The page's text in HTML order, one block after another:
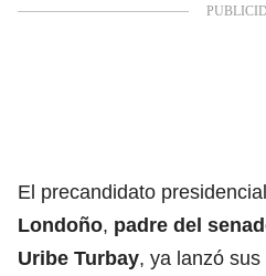
El precandidato presidencial
Londoño, padre del
Uribe Turbay, ya lanzó